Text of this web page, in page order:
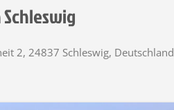
2, 24837 Schleswig, Deutschland